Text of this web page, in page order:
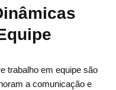
trabalho em equipe são
a comunicação e